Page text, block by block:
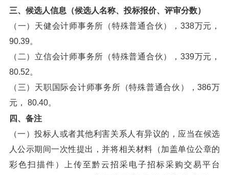
三、候选人信息（候选人名称、投标报价、评审分数）
（一）天健会计师事务所（特殊普通合伙），338万元，
90.39。
（二）立信会计师事务所（特殊普通合伙），339万元，
80.52。
（三）天职国际会计师事务所（特殊普通合伙），386万
元， 80.40。
四、备注
（一）投标人或者其他利害关系人有异议的，应当在候选
人公示期间一次性提出，并将相关材料（加盖单位公章的
彩色扫描件）上传至黔云招采电子招标采购交易平台